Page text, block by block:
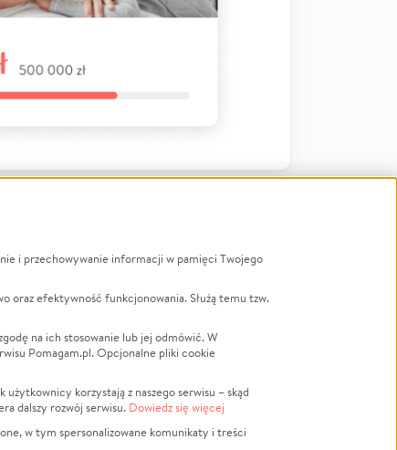
LGBTQ+
Powódź
Wichura
Religia
Edukacja
i przechowywanie informacji w pamięci Twojego
oraz efektywność funkcjonowania. Służą temu tzw.
na ich stosowanie lub jej odmówić. W
Pomagam.pl. Opcjonalne pliki cookie
korzystają z naszego serwisu – skąd
dalszy rozwój serwisu. Dowiedz się więcej
w tym spersonalizowane komunikaty i treści